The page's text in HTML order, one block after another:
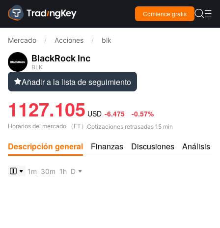
Comience gratis  
Mercado / Acciones / blk
BlackRock Inc
BLK
Añadir a la lista de seguimiento
1127.105 USD -6.475 -0.57%
Horarios del mercado （ ET ） Cotizaciones retrasadas 15 min
Descripción general Finanzas Discusiones Análisis
1m 30m 1h D